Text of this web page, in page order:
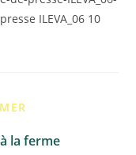
ILEVA_06 10
la ferme